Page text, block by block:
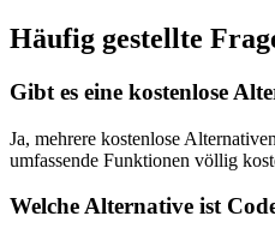
Häufig gestellte
Gibt es eine kostenlose
Ja, mehrere kostenlose
umfassende Funktionen völlig
Welche Alternative ist